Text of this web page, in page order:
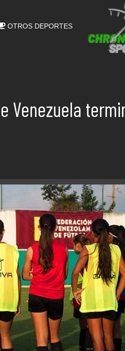
OTROS DEPORTES
Venezuela